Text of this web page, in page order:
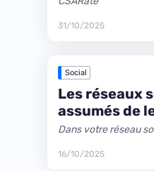
31/10/2025
Social
Les réseaux
assumés de
Dans votre réseau
16/10/2025